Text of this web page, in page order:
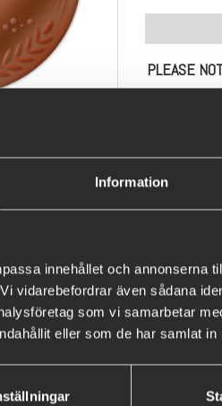
Information
innehållet och annonserna
vidarebefordrar även sådana
som vi samarbetar
eller som de har samlat
PLEASE
Exclusive